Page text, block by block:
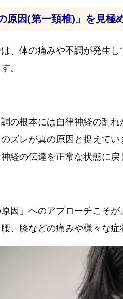
原因(第一頚椎)」を見極
、体の痛みや不調が発生
。
の根本には自律神経の乱
のズレが真の原因と捉えて
経の伝達を正常な状態に戻
因」へのアプローチこそ
、膝などの痛みや様々な症